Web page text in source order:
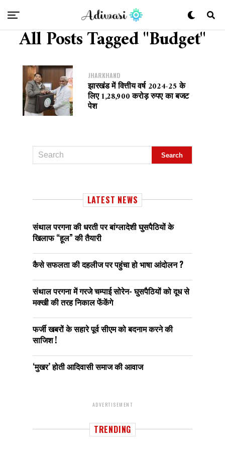
All Posts Tagged "Budget"
JHARKHAND
झारखंड में वित्तीय वर्ष 2024-25 के
लिए 1,28,900 करोड़ रुपए का बजट
पेश
LATEST NEWS
संथाल परगना की धरती पर बांग्लादेशी घुसपैठियों के
खिलाफ “हूल” की तैयारी
कैसे सफलता की दहलीज पर पहुंचा हो भाषा आंदोलन ?
संथाल परगना में गरजे चम्पाई सोरेन- घुसपैठियों को दूध से
मक्खी की तरह निकाल फेंकेंगे
फर्जी खबरों के सहारे पूर्व सीएम को बदनाम करने की
साजिश !
‘मुखर’ होती आदिवासी समाज की आवाज
ADVERTISEMENT
TRENDING